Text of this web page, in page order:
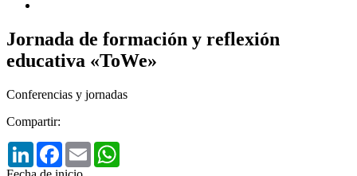
Jornada de formación y reflexión
educativa «ToWe»
Conferencias y jornadas
Compartir:
LinkedInFacebook
Email